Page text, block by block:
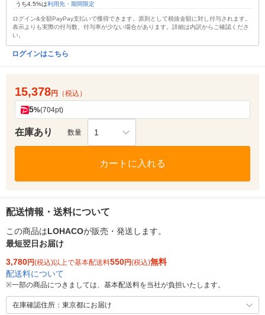
うち4.5%は利用先・期間限定
ログイン&全額PayPay支払いで獲得できます。原則として税抜金額に対し付与されます。
表示よりも実際の付与数、付与率が少ない場合があります。詳細は内訳からご確認くださ
い。
ログインはこちら
15,378円 （税込）
5%(704pt)
在庫あり 数量 1
カートに入れる
配送情報・送料について
この商品はLOHACOが販売・発送します。
最短翌日お届け
3,780円(税込)以上で基本配送料550円(税込)無料
配送料について
※一部の商品につきましては、基本配送料を当社が負担いたします。
在庫確認住所：東京都にお届け